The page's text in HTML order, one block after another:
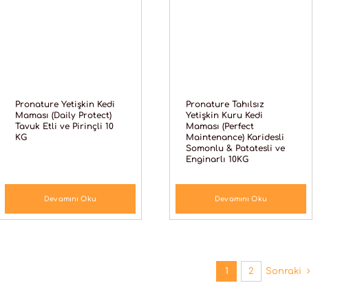
Pronature Yetişkin Kedi
Maması (Daily Protect)
Tavuk Etli ve Pirinçli 10
KG
Devamını Oku
Pronature Tahılsız
Yetişkin Kuru Kedi
Maması (Perfect
Maintenance) Karidesli
Somonlu & Patatesli ve
Enginarlı 10KG
Devamını Oku
1 2 Sonraki